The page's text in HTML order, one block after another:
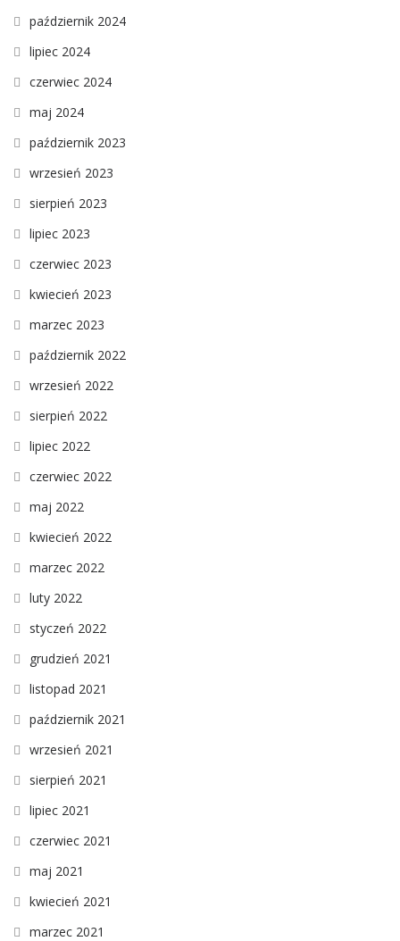
październik 2024
lipiec 2024
czerwiec 2024
maj 2024
październik 2023
wrzesień 2023
sierpień 2023
lipiec 2023
czerwiec 2023
kwiecień 2023
marzec 2023
październik 2022
wrzesień 2022
sierpień 2022
lipiec 2022
czerwiec 2022
maj 2022
kwiecień 2022
marzec 2022
luty 2022
styczeń 2022
grudzień 2021
listopad 2021
październik 2021
wrzesień 2021
sierpień 2021
lipiec 2021
czerwiec 2021
maj 2021
kwiecień 2021
marzec 2021